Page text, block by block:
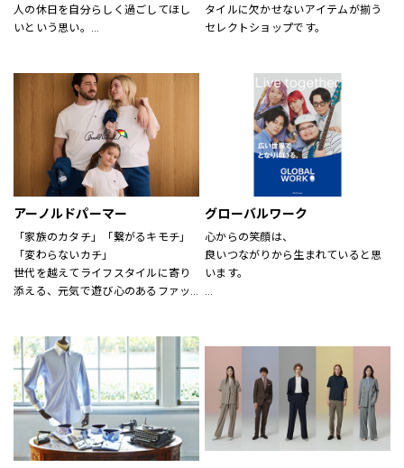
人の休日を自分らしく過ごしてほし
いという思い。
タイルに欠かせないアイテムが揃う
セレクトショップです。
アーノルドパーマー
「家族のカタチ」「繋がるキモチ」
「変わらないカチ」
世代を越えてライフスタイルに寄り
添える、元気で遊び心のあるファッ
れている「アーノルド パーマー」で
す。
※イーアスつくば店ではキッズの取
扱いはございません。
グローバルワーク
心からの笑顔は、
良いつながりから生まれていると思
います。
あなたの大切な人と、もっと笑顔に
なれる服を。
心地よさや好感を大切にした
“Good Feeling Wear”で
そんなつながりを、笑顔を、つくり
続けます。